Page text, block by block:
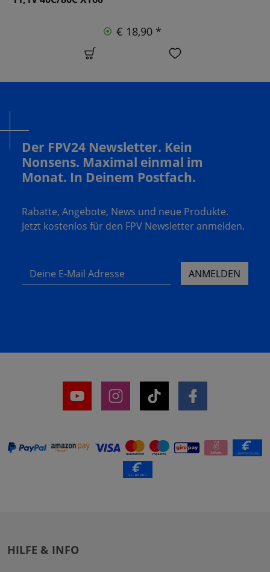
€ 18,90 *
Der FPV24 Newsletter. Kein
Nonsens. Maximal einmal im
Monat. In Deinem Postfach.
Rabatte, Angebote, News und neue Produkte.
Jetzt kostenlos für den FPV Newsletter anmelden.
Deine E-Mail Adresse ANMELDEN
HILFE & INFO